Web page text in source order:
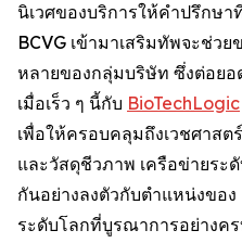
นิเวศของบริการให้คำปรึกษ
BCVG เข้ามาเสริมทัพจะช่ว
หลายของกลุ่มบริษัท ซึ่งต่อยอ
เมื่อเร็ว ๆ นี้กับ BioTechLogic
เพื่อให้ครอบคลุมถึงเวชศาส
และวัสดุชีวภาพ เครือข่ายระ
กันอย่างลงตัวกับตำแหน่งขอ
ระดับโลกที่บูรณาการอย่างคร